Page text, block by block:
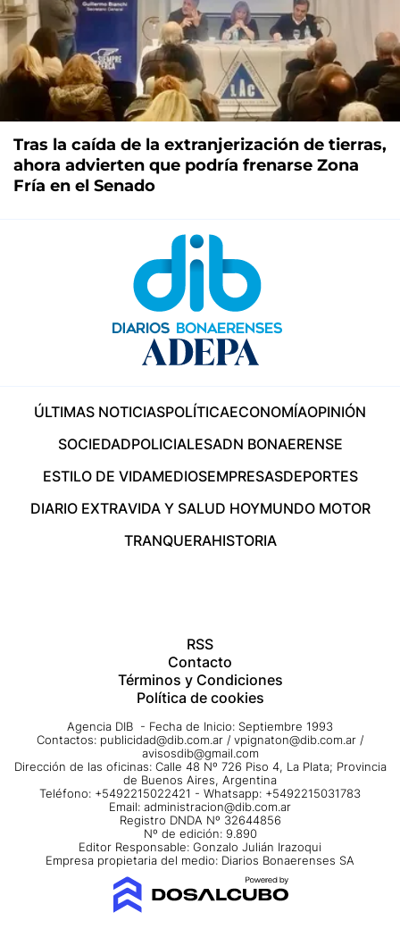
Tras la caída de la extranjerización de tierras,
ahora advierten que podría frenarse Zona
Fría en el Senado
ÚLTIMAS NOTICIASPOLÍTICAECONOMÍAOPINIÓN
SOCIEDADPOLICIALESADN BONAERENSE
ESTILO DE VIDAMEDIOSEMPRESASDEPORTES
DIARIO EXTRAVIDA Y SALUD HOYMUNDO MOTOR
TRANQUERAHISTORIA
RSS
Contacto
Términos y Condiciones
Política de cookies
Agencia DIB - Fecha de Inicio: Septiembre 1993
Contactos: publicidad@dib.com.ar / vpignaton@dib.com.ar /
avisosdib@gmail.com
Dirección de las oficinas: Calle 48 Nº 726 Piso 4, La Plata; Provincia
de Buenos Aires, Argentina
Teléfono: +5492215022421 - Whatsapp: +5492215031783
Email: administracion@dib.com.ar
Registro DNDA Nº 32644856
Nº de edición: 9.890
Editor Responsable: Gonzalo Julián Irazoqui
Empresa propietaria del medio: Diarios Bonaerenses SA